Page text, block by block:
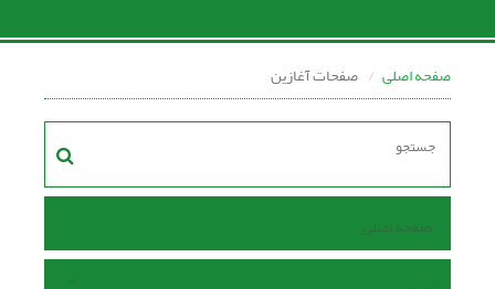
صفحه اصلی صفحات آغازین
صفحه اصلی